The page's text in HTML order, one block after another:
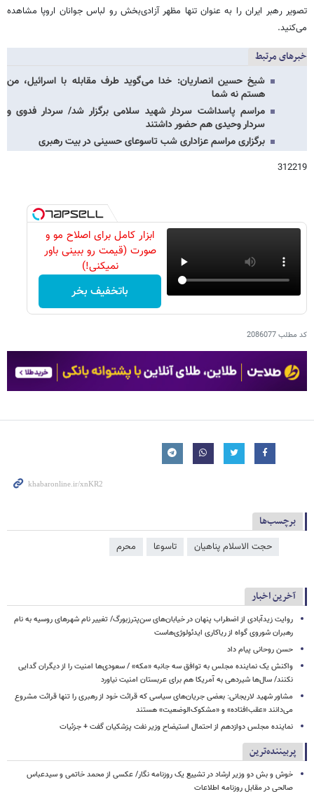
تصویر رهبر ایران را به عنوان تنها مظهر آزادی‌بخش رو لباس جوانان اروپا مشاهده
می‌کنید.
خبرهای مرتبط
شیخ حسین انصاریان: خدا می‌گوید طرف مقابله با اسرائیل، من
هستم نه شما
مراسم پاسداشت سردار شهید سلامی برگزار شد/ سردار فدوی و
سردار وحیدی هم حضور داشتند
برگزاری مراسم عزاداری شب تاسوعای حسینی در بیت رهبری
312219
ابزار کامل برای اصلاح مو و
صورت (قیمت رو ببینی باور
نمیکنی!)
باتخفیف بخر
کد مطلب2086077
برچسب‌ها
حجت الاسلام پناهیان تاسوعا محرم
آخرین اخبار
روایت زیدآبادی از اضطراب پنهان در خیابان‌های سن‌پترزبورگ/ تغییر نام شهرهای روسیه به نام
رهبران شوروی گواه از ریاکاری ایدئولوژی‌هاست
حسن روحانی پیام داد
واکنش یک نماینده مجلس به توافق سه جانبه «مکه» / سعودی‌ها امنیت را از دیگران گدایی
نکنند/ سال‌ها شیردهی به آمریکا هم برای عربستان امنیت نیاورد
مشاور شهید لاریجانی: بعضی جریان‌های سیاسی که قرائت خود از رهبری را تنها قرائت مشروع
می‌دانند «عقب‌افتاده» و «مشکوک‌الوضعیت» هستند
نماینده مجلس دوازدهم از احتمال استیضاح وزیر نفت پزشکیان گفت + جزئیات
پربیننده‌ترین
خوش و بش دو وزیر ارشاد در تشییع یک روزنامه نگار/ عکسی از محمد خاتمی و سیدعباس
صالحی در مقابل روزنامه اطلاعات